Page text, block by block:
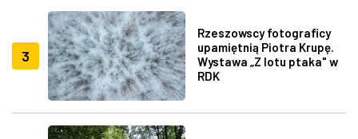
3
Rzeszowscy fotograficy
upamiętnią Piotra Krupę.
Wystawa „Z lotu ptaka" w
RDK